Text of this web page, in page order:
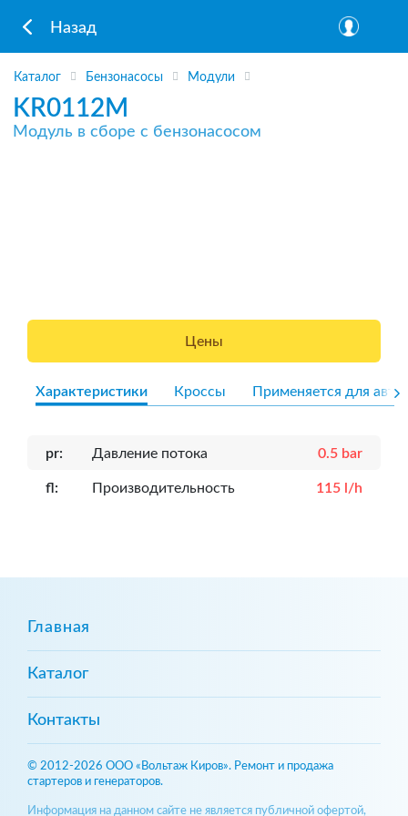
Назад
Каталог Бензонасосы Модули
KR0112M
Модуль в сборе с бензонасосом
Цены
Характеристики Кроссы Применяется для авто
pr: Давление потока 0.5 bar
fl: Производительность 115 l/h
Главная
Каталог
Контакты
© 2012-2026 ООО «Вольтаж Киров». Ремонт и продажа
стартеров и генераторов.
Информация на данном сайте не является публичной офертой,